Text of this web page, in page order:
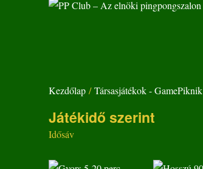
Kezdőlap /Társasjátékok - GamePiknik
Játékidő szerint
Idősáv